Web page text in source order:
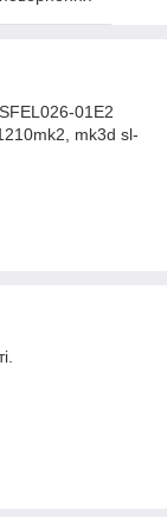
01E2
mk3d sl-